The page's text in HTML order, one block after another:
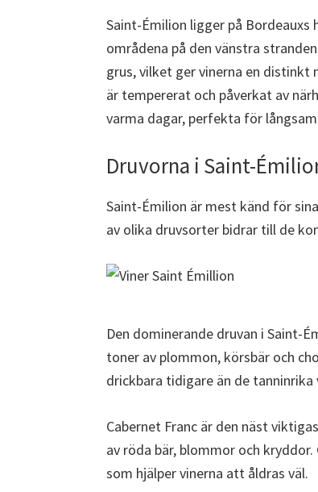
Saint-Émilion ligger på
områdena på den vänstra
grus, vilket ger vinerna en
är tempererat och påverkat av
varma dagar, perfekta för
Druvorna i Saint-
Saint-Émilion är mest känd för
av olika druvsorter bidrar till de
Den dominerande druvan i Saint-
toner av plommon, körsbär och
drickbara tidigare än de
Cabernet Franc är den näst
av röda bär, blommor och
som hjälper vinerna att åldras väl.